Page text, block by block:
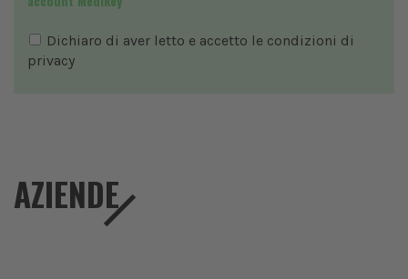
Dichiaro di aver letto e accetto le condizioni di
privacy
AZIENDE